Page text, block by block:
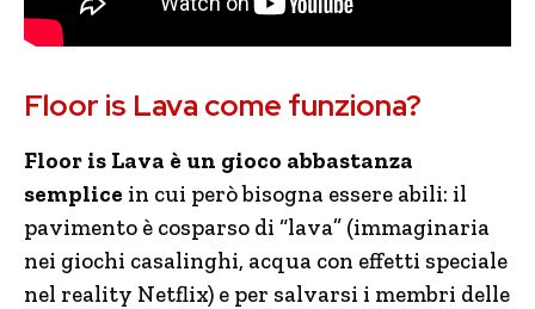
Floor is Lava come funziona?
Floor is Lava è un gioco abbastanza
semplice in cui però bisogna essere abili: il
pavimento è cosparso di “lava” (immaginaria
nei giochi casalinghi, acqua con effetti speciale
nel reality Netflix) e per salvarsi i membri delle